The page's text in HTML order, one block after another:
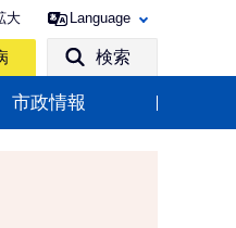
大 Language
検索
市政情報